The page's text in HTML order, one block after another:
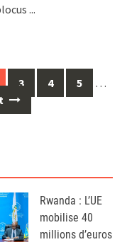
...
3 4 5
…
Rwanda : L’UE
mobilise 40
millions d’euros